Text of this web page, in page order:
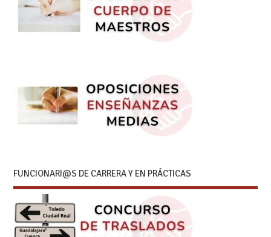
FUNCIONARI@S DE CARRERA Y EN PRÁCTICAS